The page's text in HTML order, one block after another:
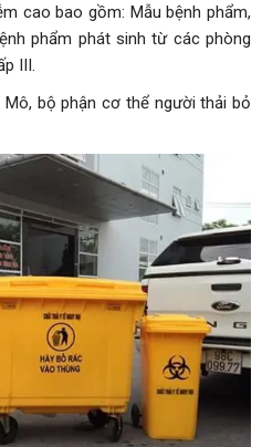
cao bao gồm: Mẫu bệnh phẩm,
phẩm phát sinh từ các phòng
III.
bộ phận cơ thể người thải bỏ